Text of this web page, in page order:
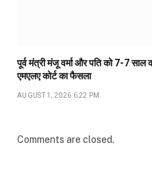
पूर्व मंत्री मंजू वर्मा और पति को 7-7
एमएलए कोर्ट का फैसला
AUGUST 1, 2026 6:22 PM
Comments are closed.